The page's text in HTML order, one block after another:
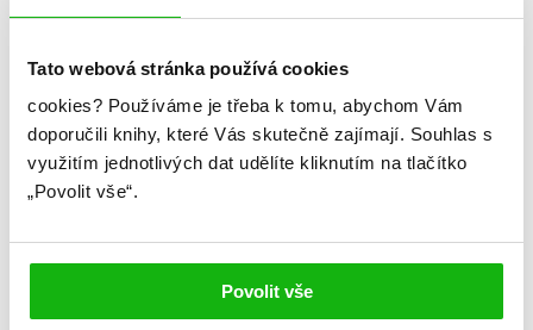
Tato webová stránka používá cookies
cookies? Používáme je třeba k tomu, abychom Vám
doporučili knihy, které Vás skutečně zajímají. Souhlas s
využitím jednotlivých dat udělíte kliknutím na tlačítko
„Povolit vše“.
Povolit vše
čeština
Řady My Little Pony
Původní název
My Little Pony Good Night,
EAN 9788025242179
Věk od 4